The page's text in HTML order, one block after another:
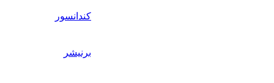
کندانسور
برنیشر